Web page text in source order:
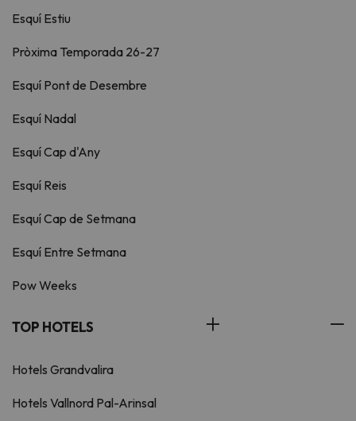
Esquí Estiu
Pròxima Temporada 26-27
Esquí Pont de Desembre
Esquí Nadal
Esquí Cap d'Any
Esquí Reis
Esquí Cap de Setmana
Esquí Entre Setmana
Pow Weeks
TOP HOTELS
Hotels Grandvalira
Hotels Vallnord Pal-Arinsal